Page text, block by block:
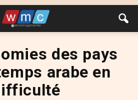
des pays
arabe en